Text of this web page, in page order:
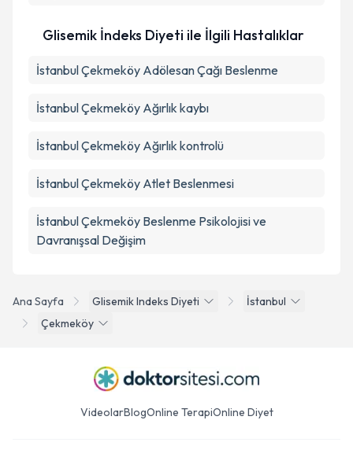
Ana Sayfa Glisemik Indeks Diyeti
İstanbul
Çekmeköy
Glisemik İndeks Diyeti ile İlgili Hastalıklar
İstanbul Çekmeköy Adölesan Çağı Beslenme
İstanbul Çekmeköy Ağırlık kaybı
İstanbul Çekmeköy Ağırlık kontrolü
İstanbul Çekmeköy Atlet Beslenmesi
İstanbul Çekmeköy Beslenme Psikolojisi ve
Davranışsal Değişim
VideolarBlogOnline TerapiOnline Diyet